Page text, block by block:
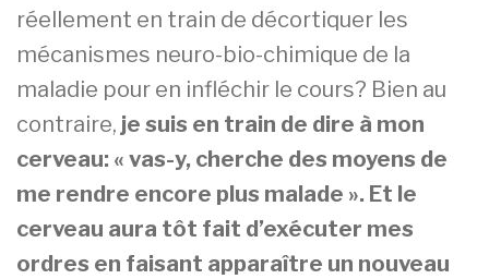
réellement en train de décortiquer les
mécanismes neuro-bio-chimique de la
maladie pour en infléchir le cours? Bien au
contraire, je suis en train de dire à mon
cerveau: « vas-y, cherche des moyens de
me rendre encore plus malade ». Et le
cerveau aura tôt fait d’exécuter mes
ordres en faisant apparaître un nouveau